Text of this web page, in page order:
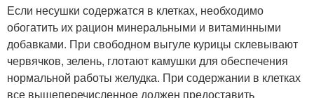
Если несушки содержатся в клетках, необходимо
обогатить их рацион минеральными и витаминными
добавками. При свободном выгуле курицы склевывают
червячков, зелень, глотают камушки для обеспечения
нормальной работы желудка. При содержании в клетках
все вышеперечисленное должен предоставить